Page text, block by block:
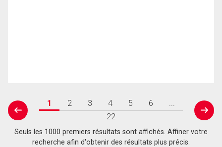
prev
1 2 3 4 5 6
22
next
Seuls les 1000 premiers résultats sont affichés. Affiner votre
recherche afin d'obtenir des résultats plus précis.